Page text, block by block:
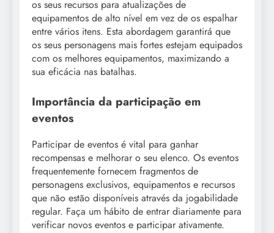
os seus recursos para atualizações de
equipamentos de alto nível em vez de os espalhar
entre vários itens. Esta abordagem garantirá que
os seus personagens mais fortes estejam equipados
com os melhores equipamentos, maximizando a
sua eficácia nas batalhas.
Importância da participação em
eventos
Participar de eventos é vital para ganhar
recompensas e melhorar o seu elenco. Os eventos
frequentemente fornecem fragmentos de
personagens exclusivos, equipamentos e recursos
que não estão disponíveis através da jogabilidade
regular. Faça um hábito de entrar diariamente para
verificar novos eventos e participar ativamente.